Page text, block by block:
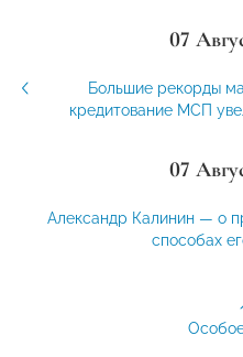
07
Большие рекорды
кредитование МСП
07
Александр Калинин — о
способах